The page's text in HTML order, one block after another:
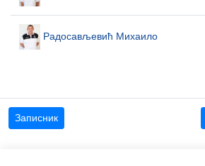
Радосављевић Михаило
Записник